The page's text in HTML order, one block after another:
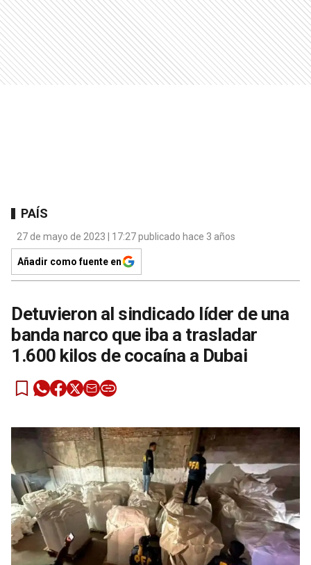
PAÍS
27 de mayo de 2023 | 17:27 publicado hace 3 años
Añadir como fuente en
Detuvieron al sindicado líder de una
banda narco que iba a trasladar
1.600 kilos de cocaína a Dubai